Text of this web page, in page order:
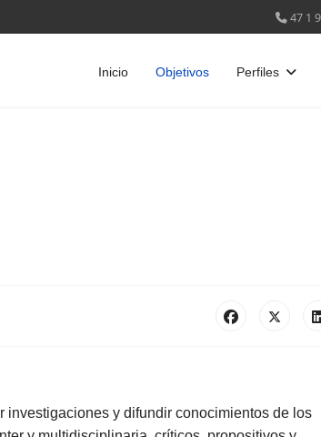
47 1
Inicio Objetivos Perfiles
investigaciones y difundir conocimientos de los